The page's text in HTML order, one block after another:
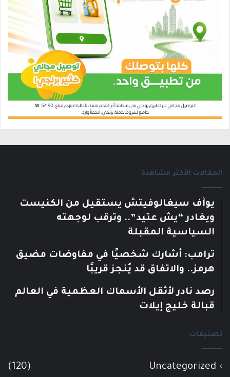
المقالات الأكثر مشاهدة
يوآف سيغالوفيتش يستقيل من الكنيست
ويغادر “يش عتيد”.. وترقب لوجهته
السياسية المقبلة
ترامب: أشارك شخصيًا في مفاوضات مضيق
هرمز.. والاتفاق قد يُنجز قريبًا
رصد نادر لأثقل الأسماك العظمية في العالم
قبالة خليج إيلات
تصنيفات
Uncategorized
(120)